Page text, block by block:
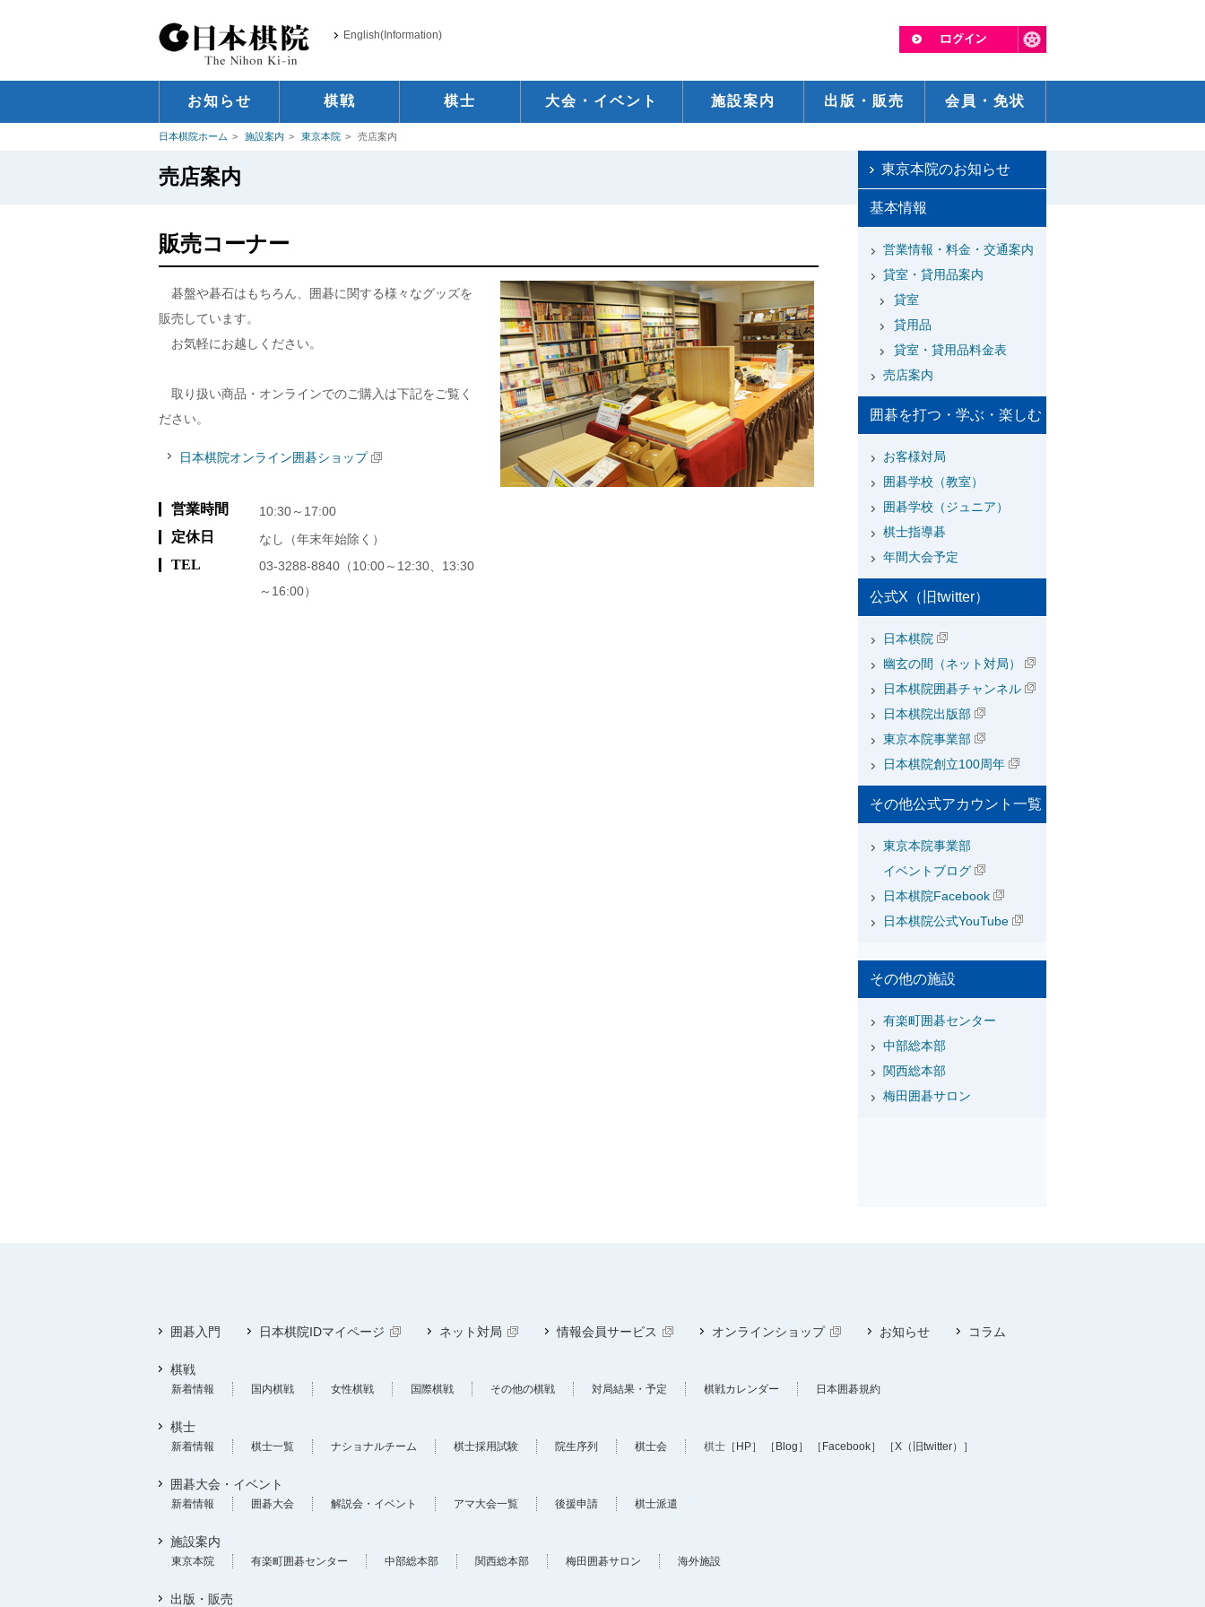
English(Information)
お知らせ 棋戦 棋士 大会・イベント 施設案内 出版・販売 会員・免状
日本棋院ホーム 施設案内 東京本院 売店案内
売店案内
販売コーナー
碁盤や碁石はもちろん、囲碁に関する様々なグッズを
販売しています。
お気軽にお越しください。
取り扱い商品・オンラインでのご購入は下記をご覧く
ださい。
日本棋院オンライン囲碁ショップ
営業時間 10:30～17:00
定休日 なし（年末年始除く）
TEL
03-3288-8840（10:00～12:30、13:30
～16:00）
東京本院のお知らせ
基本情報
営業情報・料金・交通案内
貸室・貸用品案内
貸室
貸用品
貸室・貸用品料金表
売店案内
囲碁を打つ・学ぶ・楽しむ
お客様対局
囲碁学校（教室）
囲碁学校（ジュニア）
棋士指導碁
年間大会予定
公式X（旧twitter）
日本棋院
幽玄の間（ネット対局）
日本棋院囲碁チャンネル
日本棋院出版部
東京本院事業部
日本棋院創立100周年
その他公式アカウント一覧
東京本院事業部
イベントブログ
日本棋院Facebook
日本棋院公式YouTube
その他の施設
有楽町囲碁センター
中部総本部
関西総本部
梅田囲碁サロン
囲碁入門 日本棋院IDマイページ ネット対局 情報会員サービス オンラインショップ お知らせ コラム
棋戦
新着情報 国内棋戦 女性棋戦 国際棋戦 その他の棋戦 対局結果・予定 棋戦カレンダー 日本囲碁規約
棋士
新着情報 棋士一覧 ナショナルチーム 棋士採用試験 院生序列 棋士会 棋士 ［HP］ ［Blog］ ［Facebook］ ［X（旧twitter）］
囲碁大会・イベント
新着情報 囲碁大会 解説会・イベント アマ大会一覧 後援申請 棋士派遣
施設案内
東京本院 有楽町囲碁センター 中部総本部 関西総本部 梅田囲碁サロン 海外施設
出版・販売